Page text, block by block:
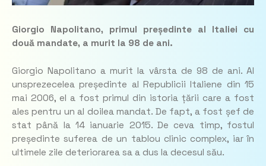
Giorgio Napolitano, primul președinte al Italiei cu
două mandate, a murit la 98 de ani.
Giorgio Napolitano a murit la vârsta de 98 de ani. Al
unsprezecelea președinte al Republicii Italiene din 15
mai 2006, el a fost primul din istoria țării care a fost
ales pentru un al doilea mandat. De fapt, a fost șef de
stat până la 14 ianuarie 2015. De ceva timp, fostul
președinte suferea de un tablou clinic complex, iar în
ultimele zile deteriorarea sa a dus la decesul său.